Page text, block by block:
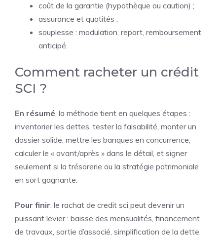
coût de la garantie (hypothèque ou caution) ;
assurance et quotités ;
souplesse : modulation, report, remboursement
anticipé.
Comment racheter un crédit
SCI ?
En résumé, la méthode tient en quelques étapes :
inventorier les dettes, tester la faisabilité, monter un
dossier solide, mettre les banques en concurrence,
calculer le « avant/après » dans le détail, et signer
seulement si la trésorerie ou la stratégie patrimoniale
en sort gagnante.
Pour finir, le rachat de credit sci peut devenir un
puissant levier : baisse des mensualités, financement
de travaux, sortie d’associé, simplification de la dette.